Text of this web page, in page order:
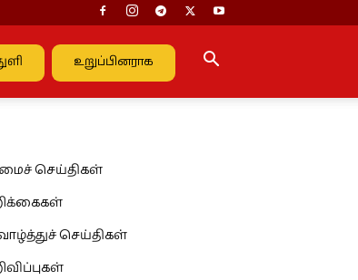
உறுப்பினராக
செய்திகள்
செய்திகள்